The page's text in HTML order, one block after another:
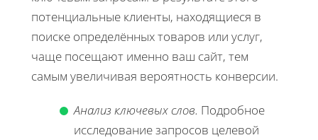
потенциальные клиенты, находящиеся в
поиске определённых товаров или услуг,
чаще посещают именно ваш сайт, тем
самым увеличивая вероятность конверсии.
Анализ ключевых слов. Подробное
исследование запросов целевой